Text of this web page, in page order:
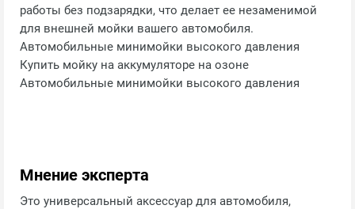
работы без подзарядки, что делает ее незаменимой
для внешней мойки вашего автомобиля.
Автомобильные минимойки высокого давления
Купить мойку на аккумуляторе на озоне
Автомобильные минимойки высокого давления
Мнение эксперта
Это универсальный аксессуар для автомобиля,